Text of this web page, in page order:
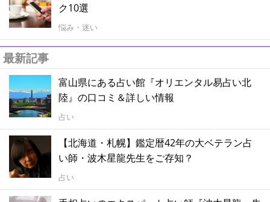
ク10選
悩み・迷い
最新記事
富山県にある占い館『オリエンタル易占い北
陸』の口コミ＆詳しい情報
占い
【北海道・札幌】鑑定暦42年の大ベテラン占
い師・波木星龍先生をご存知？
占い